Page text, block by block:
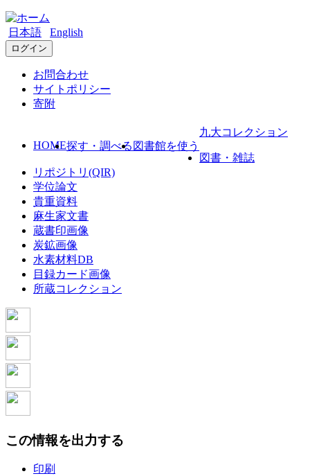
日本語 English
ログイン
お問合わせ
サイトポリシー
寄附
HOME探す・調べる 図書館を使う
九大コレクション
図書・雑誌
リポジトリ(QIR)
学位論文
貴重資料
麻生家文書
蔵書印画像
炭鉱画像
水素材料DB
目録カード画像
所蔵コレクション
この情報を出力する
印刷